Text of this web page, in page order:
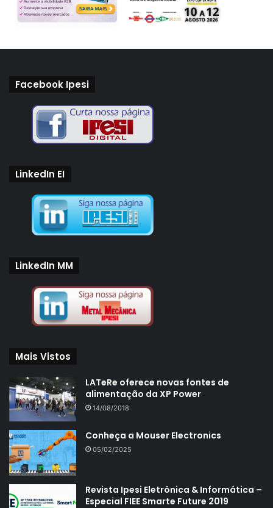
Facebook Ipesi
LinkedIn EI
LinkedIn MM
Mais Vistos
LATeRe oferece novas fontes de
alimentação da XP Power
14/08/2018
Conheça a Mouser Electronics
05/02/2025
Revista Ipesi Eletrônica & Informática –
Especial FIEE Smarte Future 2019